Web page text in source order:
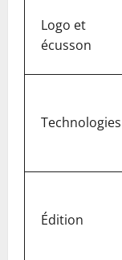
Logo et
écusson
Technologies
Édition